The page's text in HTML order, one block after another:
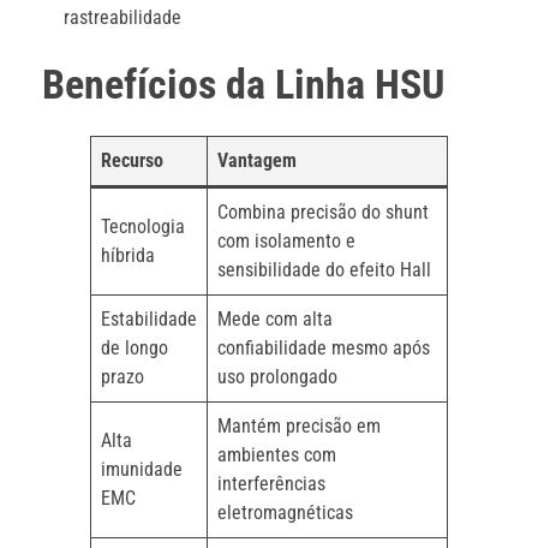
rastreabilidade
Benefícios da Linha HSU
Recurso Vantagem
Tecnologia
híbrida
Combina precisão do shunt
com isolamento e
sensibilidade do efeito Hall
Estabilidade
de longo
prazo
Mede com alta
confiabilidade mesmo após
uso prolongado
Alta
imunidade
EMC
Mantém precisão em
ambientes com
interferências
eletromagnéticas